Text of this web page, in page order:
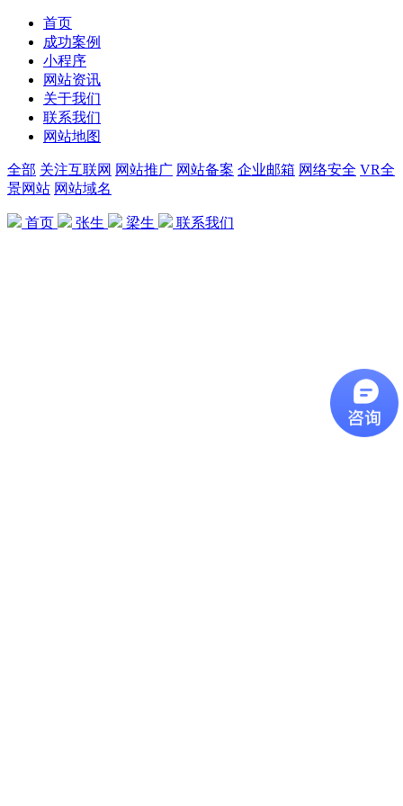
首页
成功案例
小程序
网站资讯
关于我们
联系我们
网站地图
全部 关注互联网 网站推广 网站备案 企业邮箱 网络安全 VR全
景网站 网站域名
首页 张生 梁生 联系我们